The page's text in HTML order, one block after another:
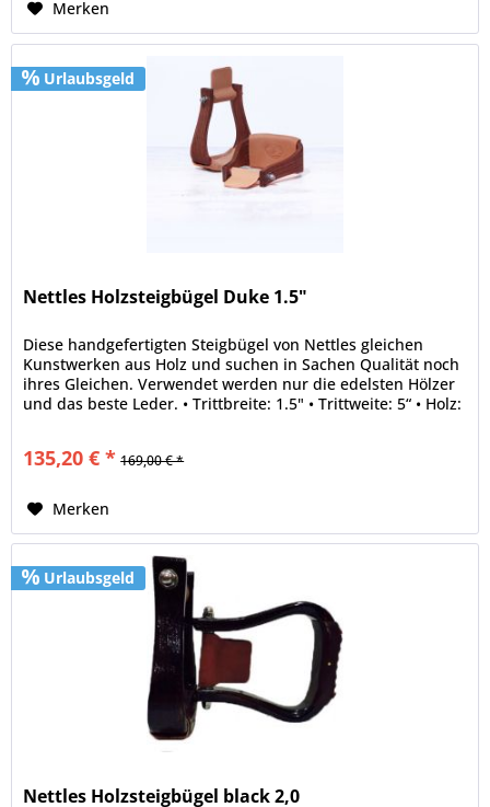
Merken
Urlaubsgeld
Nettles Holzsteigbügel Duke 1.5"
Diese handgefertigten Steigbügel von Nettles gleichen
Kunstwerken aus Holz und suchen in Sachen Qualität noch
ihres Gleichen. Verwendet werden nur die edelsten Hölzer
und das beste Leder. • Trittbreite: 1.5" • Trittweite: 5“ • Holz:
135,20 € * 169,00 € *
Merken
Urlaubsgeld
Nettles Holzsteigbügel black 2,0